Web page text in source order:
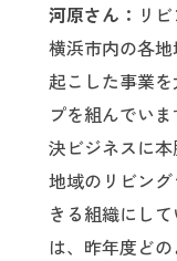
河原さん： リ
横浜市内の各
起こした事業
プを組んでい
決ビジネスに
地域のリビン
きる組織にし
は、昨年度ど